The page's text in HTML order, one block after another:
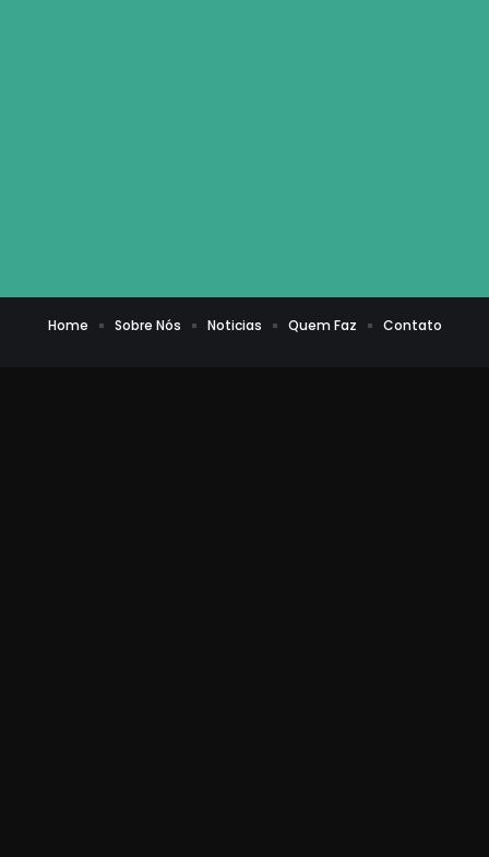
Home Sobre Nós Noticias Quem Faz Contato